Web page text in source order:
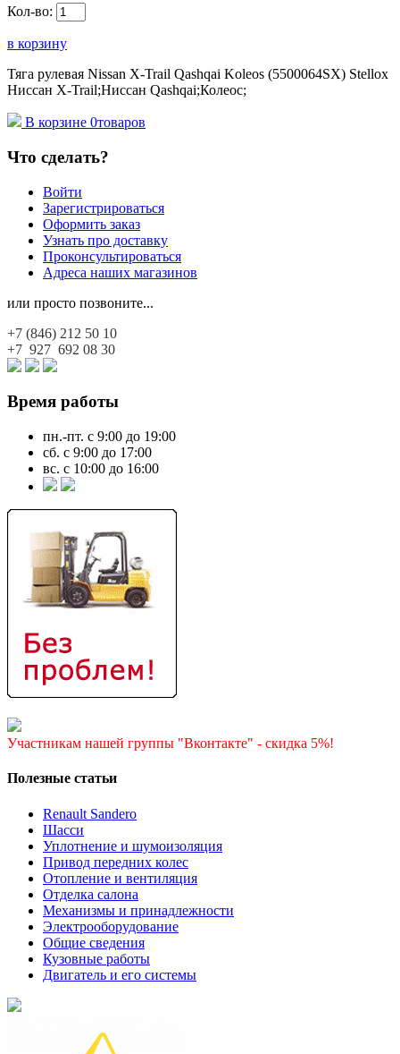
Кол-во:
в корзину
Тяга рулевая Nissan X-Trail Qashqai Koleos (5500064SX) Stellox
Ниссан X-Trail;Ниссан Qashqai;Колеос;
В корзине 0товаров
Что сделать?
Войти
Зарегистрироваться
Оформить заказ
Узнать про доставку
Проконсультироваться
Адреса наших магазинов
или просто позвоните...
+7 (846) 212 50 10
+7 927 692 08 30
Время работы
пн.-пт. с 9:00 до 19:00
сб. с 9:00 до 17:00
вс. с 10:00 до 16:00
Участникам нашей группы "Вконтакте" - скидка 5%!
Полезные статьи
Renault Sandero
Шасси
Уплотнение и шумоизоляция
Привод передних колес
Отопление и вентиляция
Отделка салона
Механизмы и принадлежности
Электрооборудование
Общие сведения
Кузовные работы
Двигатель и его системы